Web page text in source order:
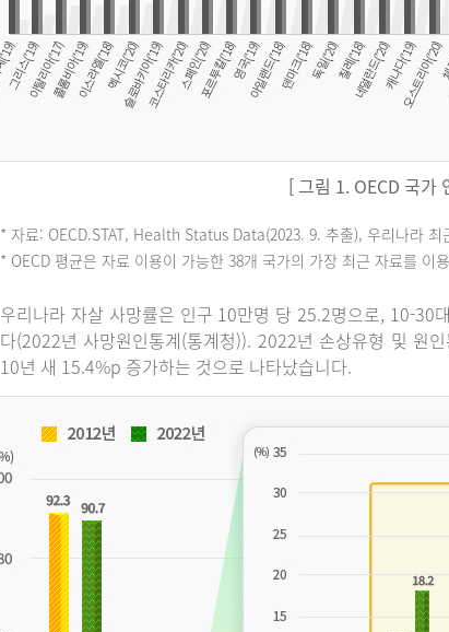
[ 그림 1. OECD 국가
* 자료: OECD.STAT, Health Status Data(2023. 9. 추출), 우리나라 최
* OECD 평균은 자료 이용이 가능한 38개 국가의 가장 최근 자료를 이
우리나라 자살 사망률은 인구 10만명 당 25.2명으로, 10-30
다(2022년 사망원인통계(통계청)). 2022년 손상유형 및 원
10년 새 15.4%p 증가하는 것으로 나타났습니다.